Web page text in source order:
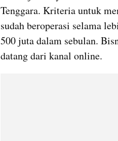
Tenggara. Kriteria untuk
sudah beroperasi selama
500 juta dalam sebulan.
datang dari kanal online.